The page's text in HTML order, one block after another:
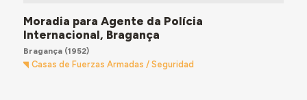
Moradia para Agente da Polícia
Internacional, Bragança
Bragança(1952)
Casas de Fuerzas Armadas / Seguridad